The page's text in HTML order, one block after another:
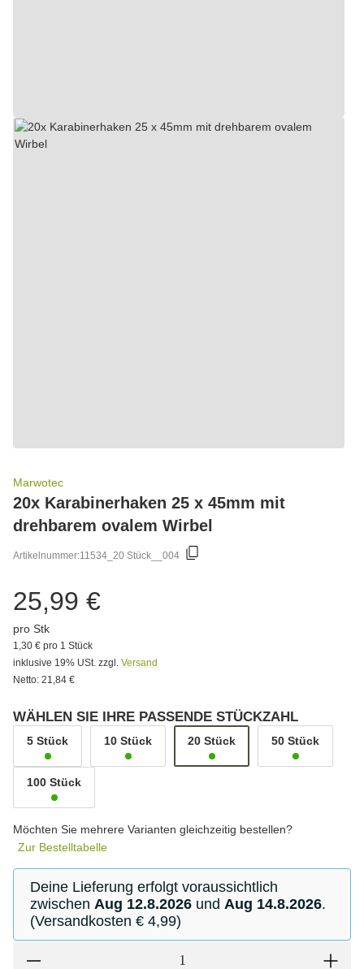
Marwotec
20x Karabinerhaken 25 x 45mm mit
drehbarem ovalem Wirbel
Artikelnummer:11534_20 Stück__004
25,99 €
pro Stk
1,30 € pro 1 Stück
inklusive 19% USt. zzgl. Versand
Netto: 21,84 €
WÄHLEN SIE IHRE PASSENDE STÜCKZAHL
5 Stück 10 Stück 20 Stück 50 Stück
100 Stück
Möchten Sie mehrere Varianten gleichzeitig bestellen?
Zur Bestelltabelle
Deine Lieferung erfolgt voraussichtlich
zwischen Aug 12.8.2026 und Aug 14.8.2026.
(Versandkosten € 4,99)